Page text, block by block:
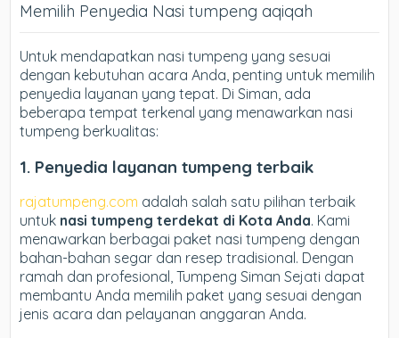
Memilih Penyedia Nasi tumpeng aqiqah
Untuk mendapatkan nasi tumpeng yang sesuai
dengan kebutuhan acara Anda, penting untuk memilih
penyedia layanan yang tepat. Di Siman, ada
beberapa tempat terkenal yang menawarkan nasi
tumpeng berkualitas:
1. Penyedia layanan tumpeng terbaik
rajatumpeng.com adalah salah satu pilihan terbaik
untuk nasi tumpeng terdekat di Kota Anda. Kami
menawarkan berbagai paket nasi tumpeng dengan
bahan-bahan segar dan resep tradisional. Dengan
ramah dan profesional, Tumpeng Siman Sejati dapat
membantu Anda memilih paket yang sesuai dengan
jenis acara dan pelayanan anggaran Anda.